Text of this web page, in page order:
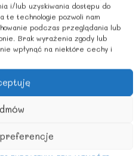
i/lub uzyskiwania dostępu do
te technologie pozwoli nam
podczas przeglądania lub
Brak wyrażenia zgody lub
wpłynąć na niektóre cechy i
miejscu.